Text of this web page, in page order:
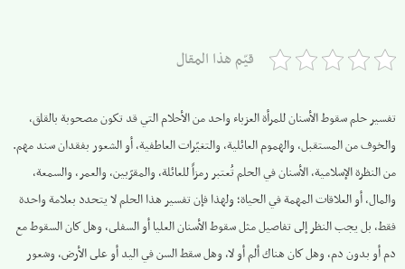
قيّم هذا المقال
تفسير حلم سقوط الأسنان للمرأة العزباء واحد من الأحلام التي قد تكون مصحوبة بالقلق،
والخوف من المستقبل، والهموم العائلية، والتغيّرات العاطفية، أو الشعور بفقدان سند مهم.
من النظرة الإسلامية، الأسنان في الحلم تُعتبر رمزاً للعائلة، والمقرّبين، والعمر، والسمعة،
والمال، أو العلاقات المهمة في الحياة؛ ولهذا فإن تفسير هذا الحلم لا يتحدد بعلامة واحدة
فقط، بل يجب النظر إلى تفاصيل مثل سقوط الأسنان العليا أو السفلى، وهل كان السقوط مع
دم أو بدون دم، وهل كان هناك ألم أو لا، وهل سقط السن في اليد أو على الأرض، وشعور